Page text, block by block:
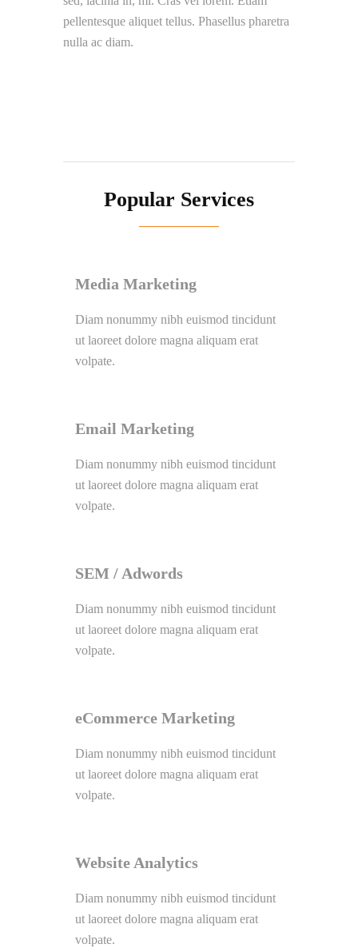
pellentesque aliquet tellus. Phasellus pharetra
nulla ac diam.
Popular Services
Media Marketing
Diam nonummy nibh euismod tincidunt
ut laoreet dolore magna aliquam erat
volpate.
Email Marketing
Diam nonummy nibh euismod tincidunt
ut laoreet dolore magna aliquam erat
volpate.
SEM / Adwords
Diam nonummy nibh euismod tincidunt
ut laoreet dolore magna aliquam erat
volpate.
eCommerce Marketing
Diam nonummy nibh euismod tincidunt
ut laoreet dolore magna aliquam erat
volpate.
Website Analytics
Diam nonummy nibh euismod tincidunt
ut laoreet dolore magna aliquam erat
volpate.